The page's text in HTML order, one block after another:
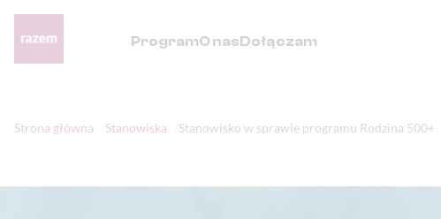
ProgramO nasDołączam
Strona główna Stanowiska Stanowisko w sprawie programu Rodzina 500+